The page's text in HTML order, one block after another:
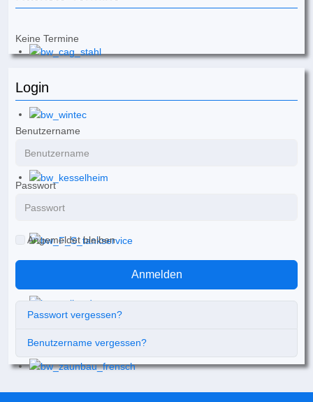
Keine Termine
Login
Benutzername
Passwort
Angemeldet bleiben
Anmelden
Passwort vergessen?
Benutzername vergessen?